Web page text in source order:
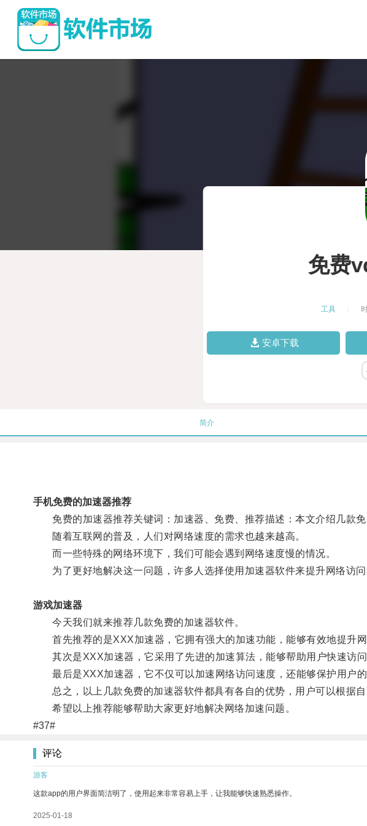
免费
工具
安卓下载
简介
手机免费的加速器推荐
免费的加速器推荐关键词：加速器、免费、推荐描述：本文介绍几款免
随着互联网的普及，人们对网络速度的需求也越来越高。
而一些特殊的网络环境下，我们可能会遇到网络速度慢的情况。
为了更好地解决这一问题，许多人选择使用加速器软件来提升网络访问
游戏加速器
今天我们就来推荐几款免费的加速器软件。
首先推荐的是XXX加速器，它拥有强大的加速功能，能够有效地提升网
其次是XXX加速器，它采用了先进的加速算法，能够帮助用户快速访问
最后是XXX加速器，它不仅可以加速网络访问速度，还能够保护用户的
总之，以上几款免费的加速器软件都具有各自的优势，用户可以根据自
希望以上推荐能够帮助大家更好地解决网络加速问题。
#37#
评论
游客
这款app的用户界面简洁明了，使用起来非常容易上手，让我能够快速熟悉操作。
2025-01-18